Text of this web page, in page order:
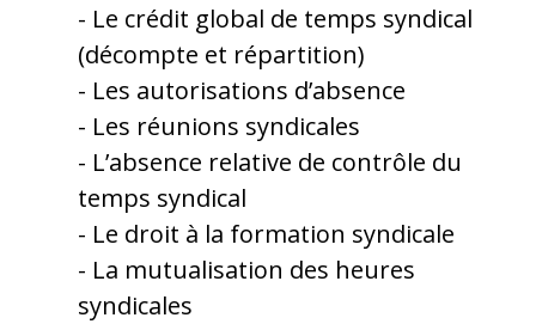
Le crédit global de temps syndical
(décompte et répartition)
Les autorisations d’absence
Les réunions syndicales
L’absence relative de contrôle du
temps syndical
Le droit à la formation syndicale
La mutualisation des heures
syndicales